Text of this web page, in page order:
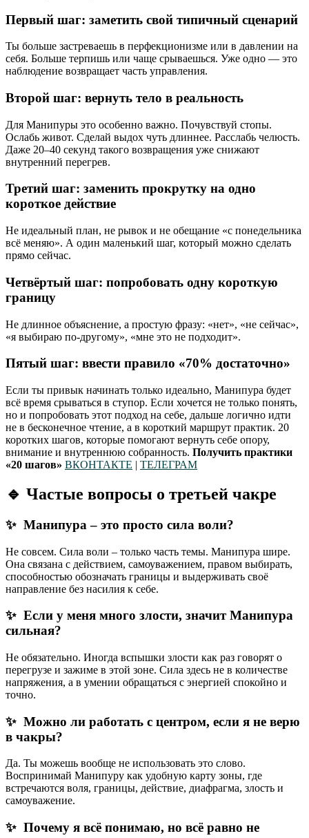
Первый шаг: заметить свой типичный сценарий
Ты больше застреваешь в перфекционизме или в давлении на
себя. Больше терпишь или чаще срываешься. Уже одно — это
наблюдение возвращает часть управления.
Второй шаг: вернуть тело в реальность
Для Манипуры это особенно важно. Почувствуй стопы.
Ослабь живот. Сделай выдох чуть длиннее. Расслабь челюсть.
Даже 20–40 секунд такого возвращения уже снижают
внутренний перегрев.
Третий шаг: заменить прокрутку на одно
короткое действие
Не идеальный план, не рывок и не обещание «с понедельника
всё меняю». А один маленький шаг, который можно сделать
прямо сейчас.
Четвёртый шаг: попробовать одну короткую
границу
Не длинное объяснение, а простую фразу: «нет», «не сейчас»,
«я выбираю по-другому», «мне это не подходит».
Пятый шаг: ввести правило «70% достаточно»
Если ты привык начинать только идеально, Манипура будет
всё время срываться в ступор. Если хочется не только понять,
но и попробовать этот подход на себе, дальше логично идти
не в бесконечное чтение, а в короткий маршрут практик. 20
коротких шагов, которые помогают вернуть себе опору,
внимание и внутреннюю собранность. Получить практики
«20 шагов» ВКОНТАКТЕ | ТЕЛЕГРАМ
🔹 Частые вопросы о третьей чакре
✨ Манипура – это просто сила воли?
Не совсем. Сила воли – только часть темы. Манипура шире.
Она связана с действием, самоуважением, правом выбирать,
способностью обозначать границы и выдерживать своё
направление без насилия к себе.
✨ Если у меня много злости, значит Манипура
сильная?
Не обязательно. Иногда вспышки злости как раз говорят о
перегрузе и зажиме в этой зоне. Сила здесь не в количестве
напряжения, а в умении обращаться с энергией спокойно и
точно.
✨ Можно ли работать с центром, если я не верю
в чакры?
Да. Ты можешь вообще не использовать это слово.
Воспринимай Манипуру как удобную карту зоны, где
встречаются воля, границы, действие, диафрагма, злость и
самоуважение.
✨ Почему я всё понимаю, но всё равно не